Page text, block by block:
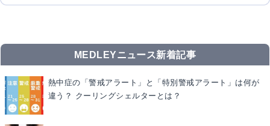
MEDLEYニュース新着記事
熱中症の「警戒アラート」と「特別警戒アラート」は何が
違う？ クーリングシェルターとは？